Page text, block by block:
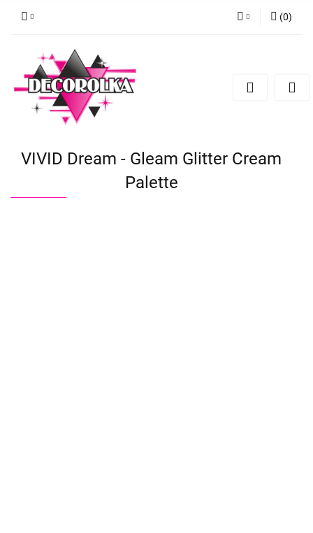
Dodaj zgłoszenie
(0)
VIVID Dream - Gleam Glitter Cream
Palette